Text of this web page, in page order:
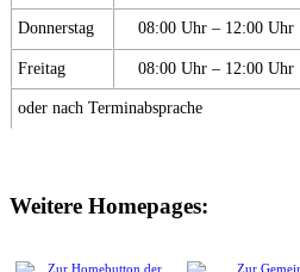
Donnerstag 08:00 Uhr – 12:00 Uhr
Freitag 08:00 Uhr – 12:00 Uhr
oder nach Terminabsprache
Weitere Homepages: